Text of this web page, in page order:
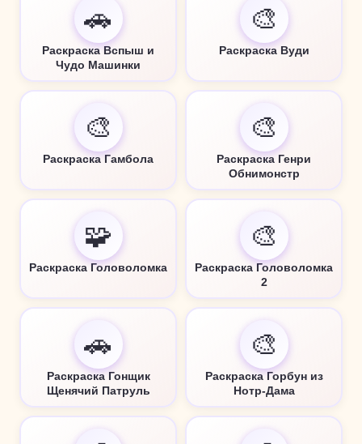
🚗
Раскраска Вспыш и
Чудо Машинки
🎨
Раскраска Вуди
🎨
Раскраска Гамбола
🎨
Раскраска Генри
Обнимонстр
🧩
Раскраска Головоломка
🎨
Раскраска Головоломка
2
🚗
Раскраска Гонщик
Щенячий Патруль
🎨
Раскраска Горбун из
Нотр-Дама